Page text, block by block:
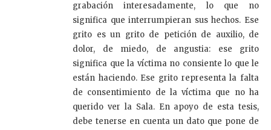
grabación interesadamente, lo que no
significa que interrumpieran sus hechos. Ese
grito es un grito de petición de auxilio, de
dolor, de miedo, de angustia: ese grito
significa que la víctima no consiente lo que le
están haciendo. Ese grito representa la falta
de consentimiento de la víctima que no ha
querido ver la Sala. En apoyo de esta tesis,
debe tenerse en cuenta un dato que pone de